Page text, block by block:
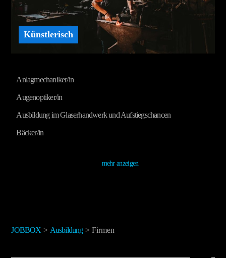
Künstlerisch
Anlagmechaniker/in
Augenoptiker/in
Ausbildung im Glaserhandwerk und Aufstiegschancen
Bäcker/in
mehr anzeigen
JOBBOX > Ausbildung> Firmen